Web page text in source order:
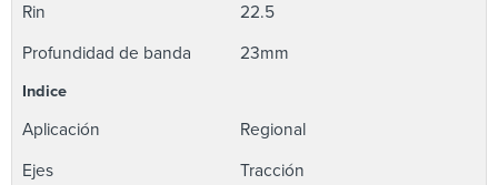
Rin 22.5
Profundidad de banda 23mm
Indice
Aplicación Regional
Ejes Tracción